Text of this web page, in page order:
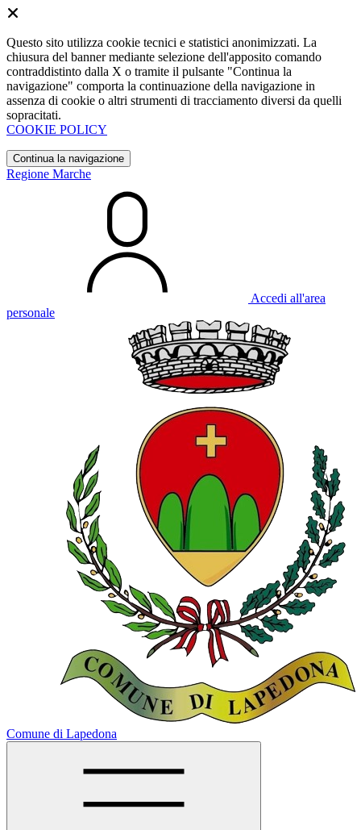
Questo sito utilizza cookie tecnici e statistici anonimizzati. La
chiusura del banner mediante selezione dell'apposito comando
contraddistinto dalla X o tramite il pulsante "Continua la
navigazione" comporta la continuazione della navigazione in
assenza di cookie o altri strumenti di tracciamento diversi da quelli
sopracitati.
COOKIE POLICY
Continua la navigazione
Regione Marche
Accedi all'area
personale
Comune di Lapedona